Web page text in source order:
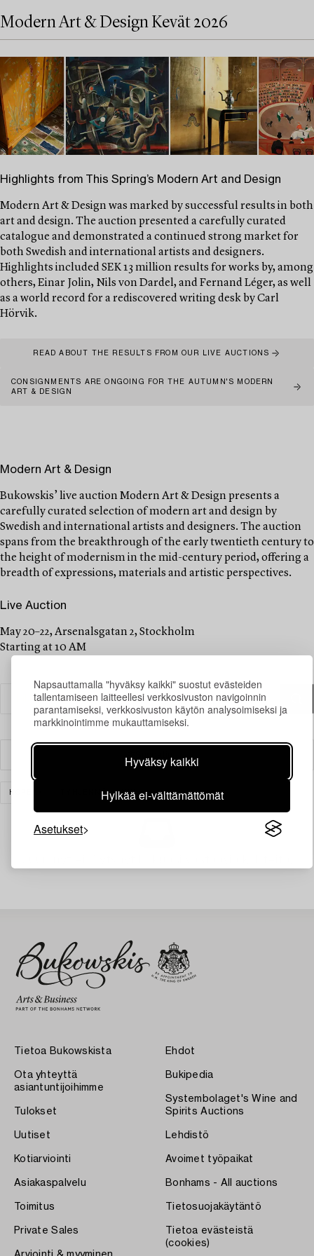
Napsauttamalla "hyväksy kaikki" suostut evästeiden
tallentamiseen laitteellesi verkkosivuston navigoinnin
parantamiseksi, verkkosivuston käytön analysoimiseksi ja
markkinointimme mukauttamiseksi.
Hyväksy kaikki
Hylkää ei-välttämättömät
Asetukset
Modern Art & Design Kevät 2026
Highlights from This Spring’s Modern Art and Design
Modern Art & Design was marked by successful results in both
art and design. The auction presented a carefully curated
catalogue and demonstrated a continued strong market for
both Swedish and international artists and designers.
Highlights included SEK 13 million results for works by, among
others, Einar Jolin, Nils von Dardel, and Fernand Léger, as well
as a world record for a rediscovered writing desk by Carl
Hörvik.
READ ABOUT THE RESULTS FROM OUR LIVE AUCTIONS
CONSIGNMENTS ARE ONGOING FOR THE AUTUMN'S MODERN
ART & DESIGN
Modern Art & Design
Bukowskis’ live auction Modern Art & Design presents a
carefully curated selection of modern art and design by
Swedish and international artists and designers. The auction
spans from the breakthrough of the early twentieth century to
the height of modernism in the mid-century period, offering a
breadth of expressions, materials and artistic perspectives.
Live Auction
May 20–22, Arsenalsgatan 2, Stockholm
Starting at 10 AM
HOPEA TYHJENNÄ KAIKKI
Tietoa Bukowskista
Ota yhteyttä
asiantuntijoihimme
Tulokset
Uutiset
Kotiarviointi
Asiakaspalvelu
Toimitus
Private Sales
Ehdot
Bukipedia
Systembolaget's Wine and
Spirits Auctions
Lehdistö
Avoimet työpaikat
Bonhams - All auctions
Tietosuojakäytäntö
Tietoa evästeistä
(cookies)